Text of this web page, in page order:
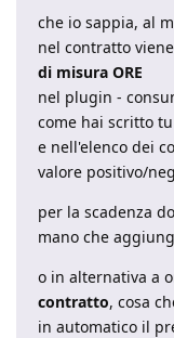
che io sappia, al
nel contratto
di misura ORE
nel plugin -
come hai scritto tu
e nell'elenco dei
valore positivo/
per la scadenza
mano che
o in alternativa a
contratto, cosa
in automatico il